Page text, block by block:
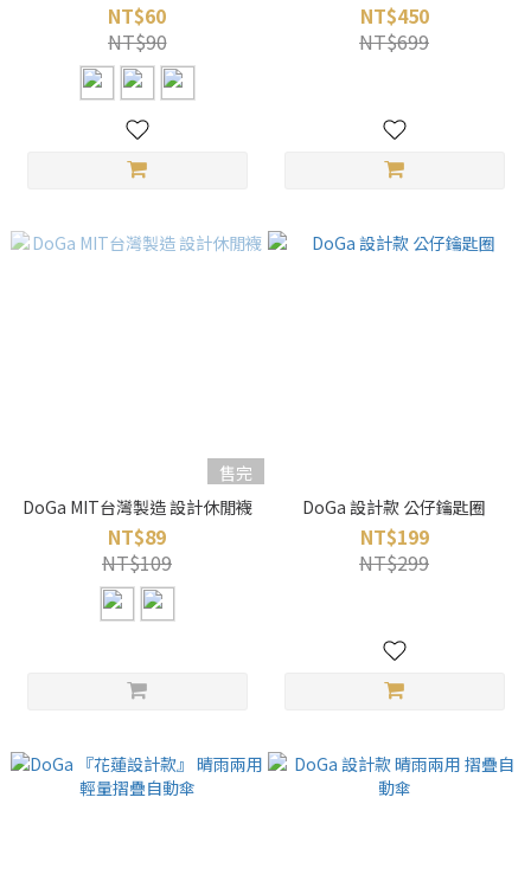
NT$60
NT$90
NT$450
NT$699
售完
DoGa MIT台灣製造 設計休閒襪
NT$89
NT$109
DoGa 設計款 公仔鑰匙圈
NT$199
NT$299